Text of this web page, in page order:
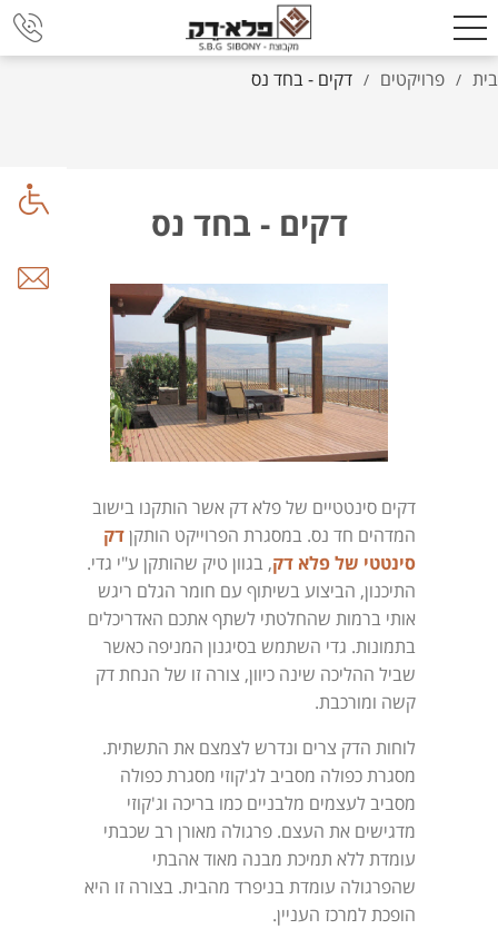
בית / פרויקטים / דקים - בחד נס
דקים - בחד נס
דקים סינטטיים של פלא דק אשר הותקנו בישוב
המדהים חד נס. במסגרת הפרוייקט הותקןדק
סינטטי של פלא דק, בגוון טיק שהותקן ע"י גדי.
התיכנון, הביצוע בשיתוף עם חומר הגלם ריגש
אותי ברמות שהחלטתי לשתף אתכם האדריכלים
בתמונות. גדי השתמש בסיגנון המניפה כאשר
שביל ההליכה שינה כיוון, צורה זו של הנחת דק
קשה ומורכבת.
לוחות הדק צרים ונדרש לצמצם את התשתית.
מסגרת כפולה מסביב לג'קוזי מסגרת כפולה
מסביב לעצמים מלבניים כמו בריכה וג'קוזי
מדגישים את העצם. פרגולה מאורן רב שכבתי
עומדת ללא תמיכת מבנה מאוד אהבתי
שהפרגולה עומדת בניפרד מהבית. בצורה זו היא
הופכת למרכז העניין.